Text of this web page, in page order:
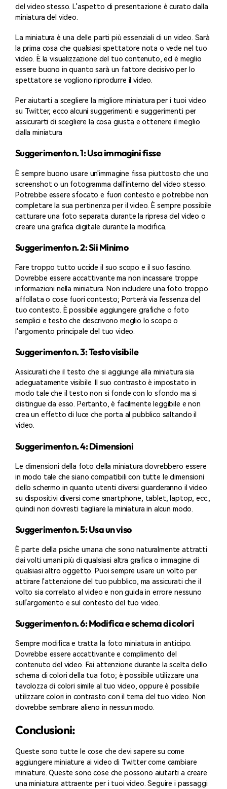
del video stesso. L'aspetto di presentazione è curato dalla
miniatura del video.
La miniatura è una delle parti più essenziali di un video. Sarà
la prima cosa che qualsiasi spettatore nota o vede nel tuo
video. È la visualizzazione del tuo contenuto, ed è meglio
essere buono in quanto sarà un fattore decisivo per lo
spettatore se vogliono riprodurre il video.
Per aiutarti a scegliere la migliore miniatura per i tuoi video
su Twitter, ecco alcuni suggerimenti e suggerimenti per
assicurarti di scegliere la cosa giusta e ottenere il meglio
dalla miniatura
Suggerimento n. 1: Usa immagini fisse
È sempre buono usare un'immagine fissa piuttosto che uno
screenshot o un fotogramma dall'interno del video stesso.
Potrebbe essere sfocato e fuori contesto e potrebbe non
completare la sua pertinenza per il video. È sempre possibile
catturare una foto separata durante la ripresa del video o
creare una grafica digitale durante la modifica.
Suggerimento n. 2: Sii Minimo
Fare troppo tutto uccide il suo scopo e il suo fascino.
Dovrebbe essere accattivante ma non incassare troppe
informazioni nella miniatura. Non includere una foto troppo
affollata o cose fuori contesto; Porterà via l'essenza del
tuo contesto. È possibile aggiungere grafiche o foto
semplici e testo che descrivono meglio lo scopo o
l'argomento principale del tuo video.
Suggerimento n. 3: Testo visibile
Assicurati che il testo che si aggiunge alla miniatura sia
adeguatamente visibile. Il suo contrasto è impostato in
modo tale che il testo non si fonde con lo sfondo ma si
distingue da esso. Pertanto, è facilmente leggibile e non
crea un effetto di luce che porta al pubblico saltando il
video.
Suggerimento n. 4: Dimensioni
Le dimensioni della foto della miniatura dovrebbero essere
in modo tale che siano compatibili con tutte le dimensioni
dello schermo in quanto utenti diversi guarderanno il video
su dispositivi diversi come smartphone, tablet, laptop, ecc.,
quindi non dovresti tagliare la miniatura in alcun modo.
Suggerimento n. 5: Usa un viso
È parte della psiche umana che sono naturalmente attratti
dai volti umani più di qualsiasi altra grafica o immagine di
qualsiasi altro oggetto. Puoi sempre usare un volto per
attirare l'attenzione del tuo pubblico, ma assicurati che il
volto sia correlato al video e non guida in errore nessuno
sull'argomento e sul contesto del tuo video.
Suggerimento n. 6: Modifica e schema di colori
Sempre modifica e tratta la foto miniatura in anticipo.
Dovrebbe essere accattivante e complimento del
contenuto del video. Fai attenzione durante la scelta dello
schema di colori della tua foto; è possibile utilizzare una
tavolozza di colori simile al tuo video, oppure è possibile
utilizzare colori in contrasto con il tema del tuo video. Non
dovrebbe sembrare alieno in nessun modo.
Conclusioni:
Queste sono tutte le cose che devi sapere su come
aggiungere miniature ai video di Twitter come cambiare
miniature. Queste sono cose che possono aiutarti a creare
una miniatura attraente per i tuoi video. Seguire i passaggi